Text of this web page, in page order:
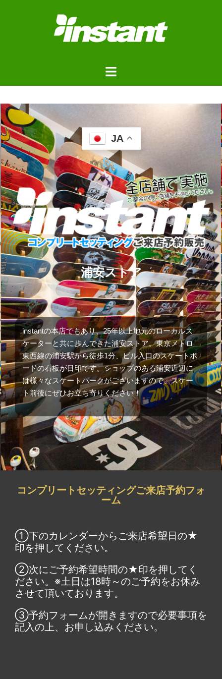
浦安ストアご来店予約フォ
ーム
JA
浦安ストア
instantの本店でもあり、25年以上地元のローカルス
ケーターと共に歩んできた浦安ストア。東京メトロ
東西線の浦安駅から徒歩1分、ビル入口のスケートボ
ードの看板が目印です。ショップのある浦安近辺に
は様々なスケートパークがございますので、スケー
ト前後にぜひお立ち寄りください！
コンプリートセッティングご来店予約フォ
ーム
①下のカレンダーからご来店希望日の★
印を押してください。
②次にご予約希望時間の★印を押してく
ださい。※土日は18時～のご予約をお休み
させて頂いております。
③予約フォームが開きますので必要事項を
記入の上、お申し込みください。